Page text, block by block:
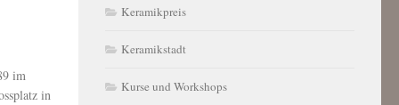
im
in
Keramikpreis
Keramikstadt
Kurse und Workshops